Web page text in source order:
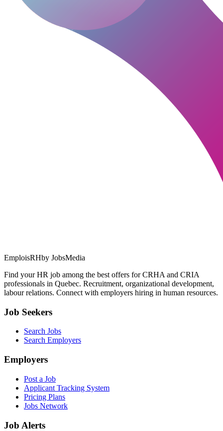
EmploisRHby JobsMedia
Find your HR job among the best offers for CRHA and CRIA
professionals in Quebec. Recruitment, organizational development,
labour relations. Connect with employers hiring in human resources.
Job Seekers
Search Jobs
Search Employers
Employers
Post a Job
Applicant Tracking System
Pricing Plans
Jobs Network
Job Alerts